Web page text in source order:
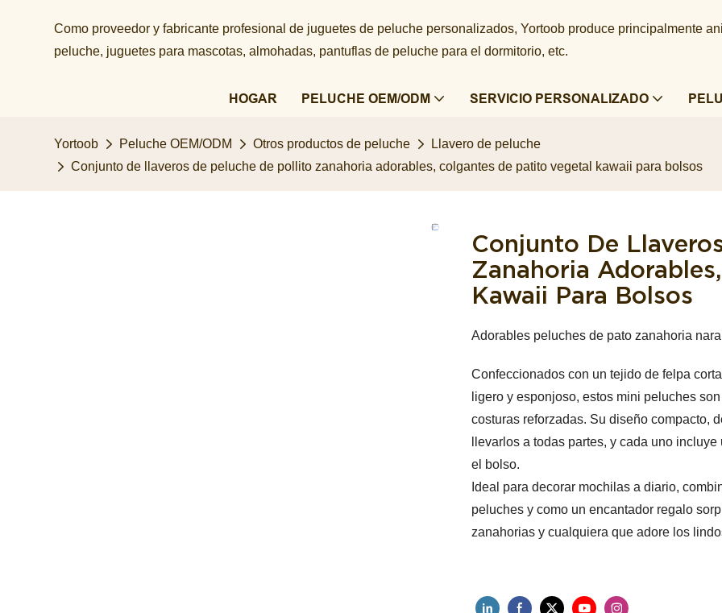
Como proveedor y fabricante profesional de juguetes de peluche personalizados, Yortoob produce principalmente
peluche, juguetes para mascotas, almohadas, pantuflas de peluche para el dormitorio, etc.
HOGAR PELUCHE OEM/ODM SERVICIO PERSONALIZADO
Yortoob Peluche OEM/ODM Otros productos de peluche
Llavero de peluche
Conjunto de llaveros de peluche de pollito zanahoria adorables, colgantes de patito vegetal kawaii para bolsos
Conjunto De
Zanahoria
Kawaii Para Bolsos
Adorables peluches de pato zanahoria
Confeccionados con un tejido de felpa
ligero y esponjoso, estos mini peluches
costuras reforzadas. Su diseño compacto,
llevarlos a todas partes, y cada uno
el bolso.
Ideal para decorar mochilas a diario,
peluches y como un encantador regalo
zanahorias y cualquiera que adore los